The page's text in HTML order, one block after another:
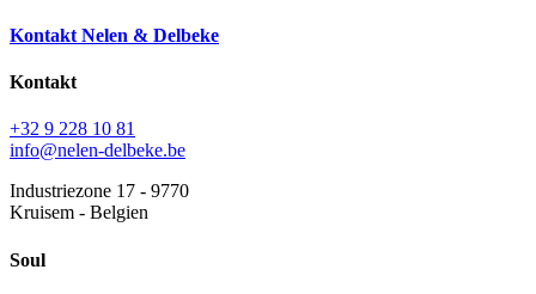
Kontakt Nelen & Delbeke
Kontakt
+32 9 228 10 81
info@nelen-delbeke.be
Industriezone 17 - 9770
Kruisem - Belgien
Soul